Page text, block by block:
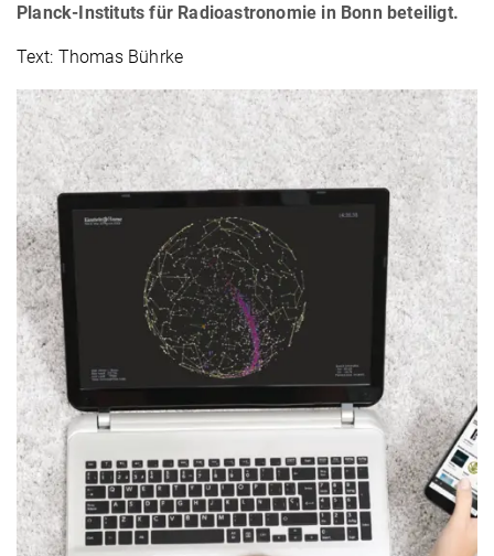
Planck-Instituts für Radioastronomie in Bonn beteiligt.
Text: Thomas Bührke